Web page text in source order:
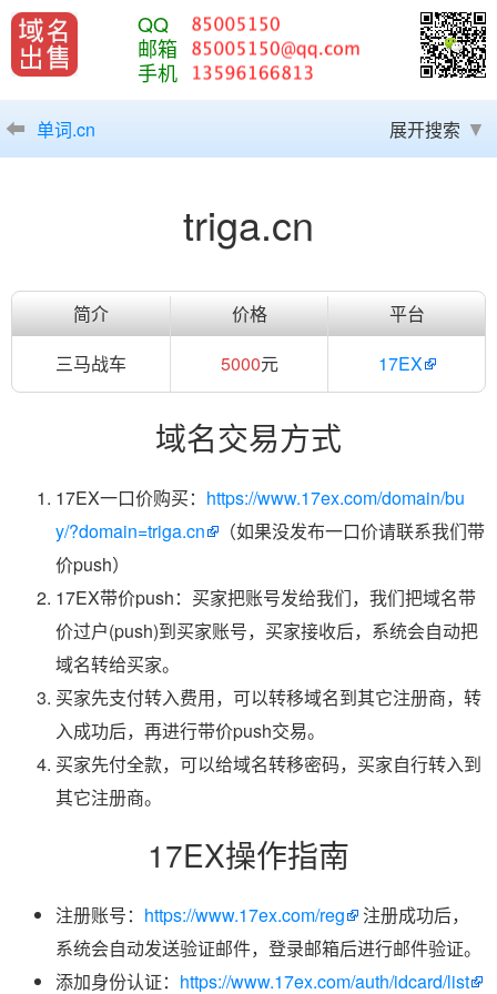
QQ
邮箱
手机
单词.cn 展开搜索
triga.cn
简介 价格
平台
三马战车
5000元 17EX
域名交易方式
17EX一口价购买： https://www.17ex.com/domain/bu
y/?domain=triga.cn
（如果没发布一口价请联系我们带
价push）
17EX带价push：买家把账号发给我们，我们把域名带
价过户(push)到买家账号，买家接收后，系统会自动把
域名转给买家。
买家先支付转入费用，可以转移域名到其它注册商，转
入成功后，再进行带价push交易。
买家先付全款，可以给域名转移密码，买家自行转入到
其它注册商。
17EX操作指南
注册账号： https://www.17ex.com/reg
注册成功后，
系统会自动发送验证邮件，登录邮箱后进行邮件验证。
添加身份认证： https://www.17ex.com/auth/idcard/list